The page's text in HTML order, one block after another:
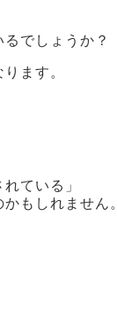
でしょうか？
ます。
ている」
もしれません。